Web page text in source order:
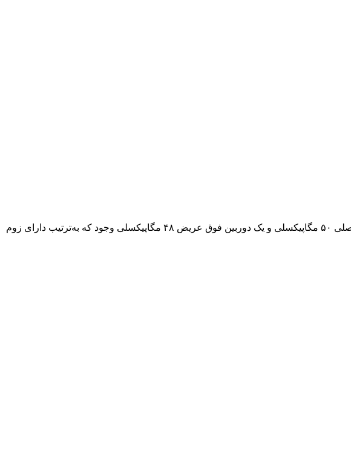
در داخل پیکسل ۹ از تراشه تنسور G4 در کنار ۱۲ گیگابایت رم استفاده شده است. در پنل پشتی این گوشی یک دوربین اصلی ۵۰ مگاپیکسلی و یک دوربین فوق عریض ۴۸ مگاپیکسلی وجود که به‌ترتیب دارای زوم